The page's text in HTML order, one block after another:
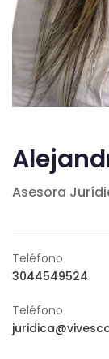
Asesora
Teléfono
3044549524
Teléfono